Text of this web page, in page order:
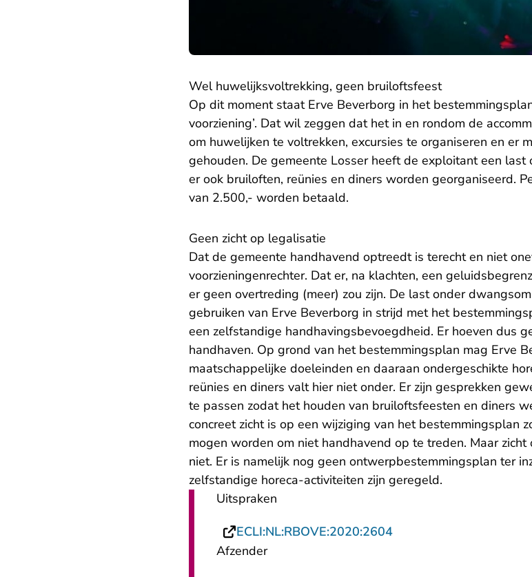
Wel huwelijksvoltrekking, geen bruiloftsfeest
Op dit moment staat Erve Beverborg in het
voorziening’. Dat wil zeggen dat het in en rondom de
om huwelijken te voltrekken, excursies te organiseren en er
gehouden. De gemeente Losser heeft de exploitant een last
er ook bruiloften, reünies en diners worden georganiseerd.
van 2.500,- worden betaald.
Geen zicht op legalisatie
Dat de gemeente handhavend optreedt is terecht en niet
voorzieningenrechter. Dat er, na klachten, een
er geen overtreding (meer) zou zijn. De last onder
gebruiken van Erve Beverborg in strijd met het
een zelfstandige handhavingsbevoegdheid. Er hoeven dus
handhaven. Op grond van het bestemmingsplan mag Erve
maatschappelijke doeleinden en daaraan ondergeschikte
reünies en diners valt hier niet onder. Er zijn gesprekken
te passen zodat het houden van bruiloftsfeesten en diners
concreet zicht is op een wijziging van het bestemmingsplan
mogen worden om niet handhavend op te treden. Maar
niet. Er is namelijk nog geen ontwerpbestemmingsplan ter
zelfstandige horeca-activiteiten zijn geregeld.
Uitspraken
ECLI:NL:RBOVE:2020:2604- U verlaat
Afzender